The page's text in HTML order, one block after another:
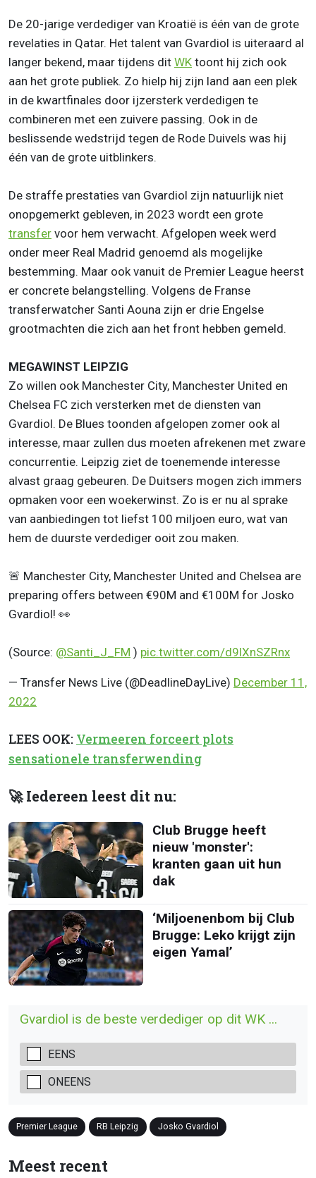
De 20-jarige verdediger van Kroatië is één van de grote
revelaties in Qatar. Het talent van Gvardiol is uiteraard al
langer bekend, maar tijdens dit WK toont hij zich ook
aan het grote publiek. Zo hielp hij zijn land aan een plek
in de kwartfinales door ijzersterk verdedigen te
combineren met een zuivere passing. Ook in de
beslissende wedstrijd tegen de Rode Duivels was hij
één van de grote uitblinkers.
De straffe prestaties van Gvardiol zijn natuurlijk niet
onopgemerkt gebleven, in 2023 wordt een grote
transfer voor hem verwacht. Afgelopen week werd
onder meer Real Madrid genoemd als mogelijke
bestemming. Maar ook vanuit de Premier League heerst
er concrete belangstelling. Volgens de Franse
transferwatcher Santi Aouna zijn er drie Engelse
grootmachten die zich aan het front hebben gemeld.
MEGAWINST LEIPZIG
Zo willen ook Manchester City, Manchester United en
Chelsea FC zich versterken met de diensten van
Gvardiol. De Blues toonden afgelopen zomer ook al
interesse, maar zullen dus moeten afrekenen met zware
concurrentie. Leipzig ziet de toenemende interesse
alvast graag gebeuren. De Duitsers mogen zich immers
opmaken voor een woekerwinst. Zo is er nu al sprake
van aanbiedingen tot liefst 100 miljoen euro, wat van
hem de duurste verdediger ooit zou maken.
🚨 Manchester City, Manchester United and Chelsea are
preparing offers between €90M and €100M for Josko
Gvardiol! 👀
(Source: @Santi_J_FM ) pic.twitter.com/d9lXnSZRnx
— Transfer News Live (@DeadlineDayLive) December 11,
2022
LEES OOK: Vermeeren forceert plots
sensationele transferwending
🚀 Iedereen leest dit nu:
Club Brugge heeft
nieuw 'monster':
kranten gaan uit hun
dak
‘Miljoenenbom bij Club
Brugge: Leko krijgt zijn
eigen Yamal’
Gvardiol is de beste verdediger op dit WK ...
EENS
ONEENS
Premier League RB Leipzig Josko Gvardiol
Meest recent